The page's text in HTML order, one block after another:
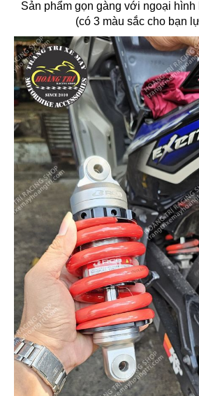
Sản phẩm gọn gàng với ngoại hình
(có 3 màu sắc cho bạn